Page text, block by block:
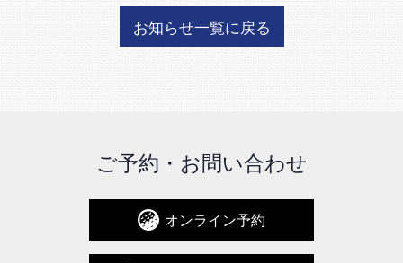
お知らせ一覧に戻る
ご予約・お問い合わせ
オンライン予約